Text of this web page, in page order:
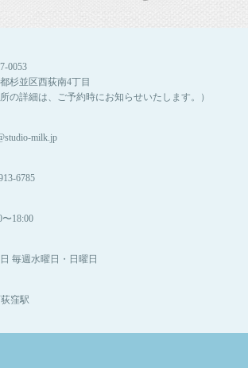
0053
杉並区西荻南4丁目
所の詳細は、ご予約時にお知らせいたします。）
milk.jp
6785
〜18:00
毎週水曜日・日曜日
窪駅